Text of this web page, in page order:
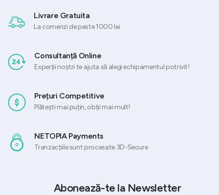
Livrare Gratuita
La comenzi de peste 1000 lei
Consultanță Online
Experții noștri te ajuta să alegi echipamentul potrivit!
Prețuri Competitive
Plătești mai puțin, obții mai mult!
NETOPIA Payments
Tranzacțiile sunt procesate 3D-Secure
Abonează-te la Newsletter